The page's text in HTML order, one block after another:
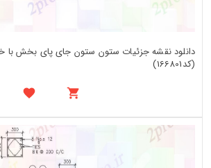
دانلود نقشه جزئیات ستون ستون جای پای بخش با
(کد166801)